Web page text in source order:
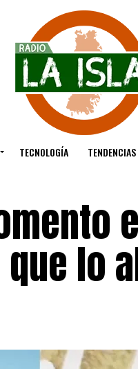
TECNOLOGÍA TENDENCIAS
lo